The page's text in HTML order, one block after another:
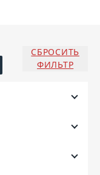
СБРОСИТЬ
ФИЛЬТР